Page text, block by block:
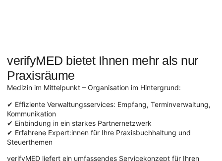
verifyMED bietet Ihnen mehr als nur
Praxisräume
Medizin im Mittelpunkt – Organisation im Hintergrund:
✔ Effiziente Verwaltungsservices: Empfang, Terminverwaltung,
Kommunikation
✔ Einbindung in ein starkes Partnernetzwerk
✔ Erfahrene Expert:innen für Ihre Praxisbuchhaltung und
Steuerthemen
verifyMED liefert ein umfassendes Servicekonzept für Ihren